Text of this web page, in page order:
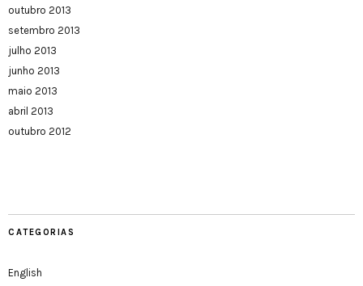
outubro 2013
setembro 2013
julho 2013
junho 2013
maio 2013
abril 2013
outubro 2012
CATEGORIAS
English